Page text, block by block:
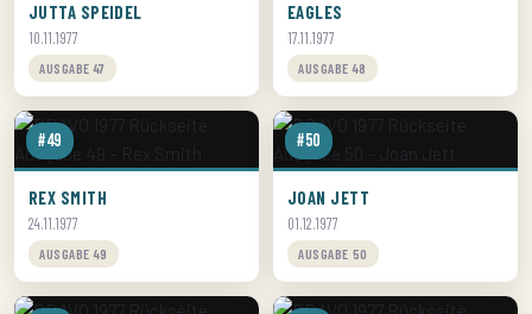
JUTTA SPEIDEL
10.11.1977
AUSGABE 47
EAGLES
17.11.1977
AUSGABE 48
#49
REX SMITH
24.11.1977
AUSGABE 49
#50
JOAN JETT
01.12.1977
AUSGABE 50